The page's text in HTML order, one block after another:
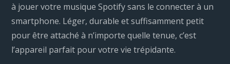
à jouer votre musique Spotify sans le connecter à un
smartphone. Léger, durable et suffisamment petit
pour être attaché à n’importe quelle tenue, c’est
l’appareil parfait pour votre vie trépidante.